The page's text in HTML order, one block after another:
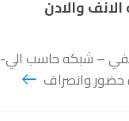
والادن
– شبكه حاسب الي-
حضور وانصراف